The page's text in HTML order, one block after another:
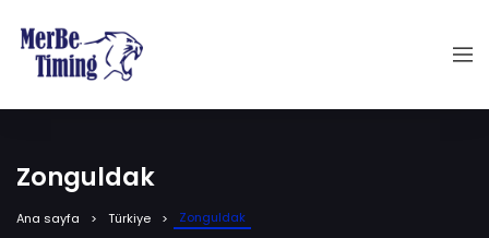
Zonguldak
Ana sayfa Türkiye Zonguldak